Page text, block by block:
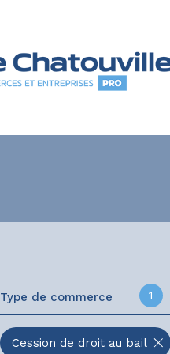
Type de commerce 1
Cession de droit au bail